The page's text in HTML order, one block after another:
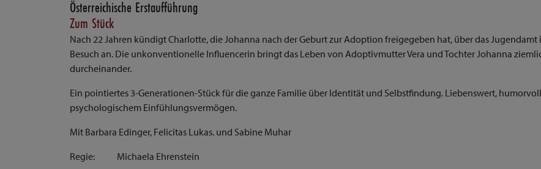
Österreichische Erstaufführung
Zum Stück
Nach 22 Jahren kündigt Charlotte, die Johanna nach der Geburt zur Adoption freigegeben hat, über das Jugendamt
Besuch an. Die unkonventionelle Influencerin bringt das Leben von Adoptivmutter Vera und Tochter Johanna
durcheinander.
Ein pointiertes 3-Generationen-Stück für die ganze Familie über Identität und Selbstfindung. Liebenswert,
psychologischem Einfühlungsvermögen.
Mit Barbara Edinger, Felicitas Lukas. und Sabine Muhar
Regie: Michaela Ehrenstein